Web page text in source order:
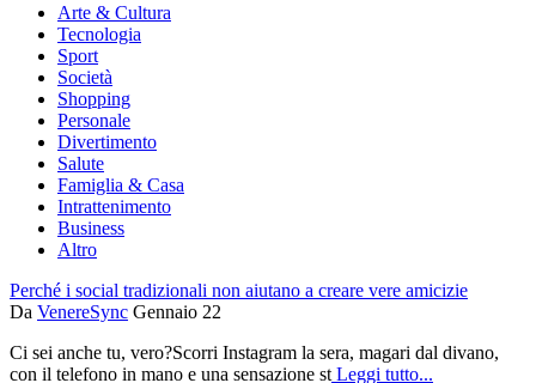
Arte & Cultura
Tecnologia
Sport
Società
Shopping
Personale
Divertimento
Salute
Famiglia & Casa
Intrattenimento
Business
Altro
Perché i social tradizionali non aiutano a creare vere amicizie
Da VenereSync Gennaio 22
Ci sei anche tu, vero?Scorri Instagram la sera, magari dal divano,
con il telefono in mano e una sensazione st Leggi tutto...